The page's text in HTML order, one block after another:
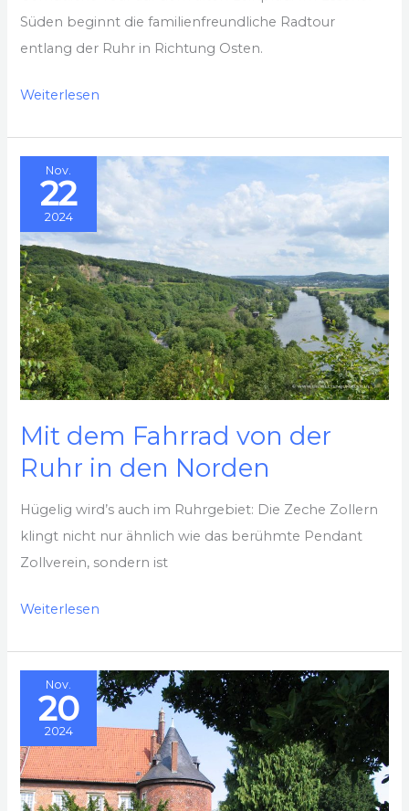
Süden beginnt die familienfreundliche Radtour
entlang der Ruhr in Richtung Osten.
Mit
Steele
nach
Kemnade
Weiterlesen
Nov.
22
2024
Mit dem Fahrrad von der
Ruhr in den Norden
Hügelig wird’s auch im Ruhrgebiet: Die Zeche Zollern
klingt nicht nur ähnlich wie das berühmte Pendant
Zollverein, sondern ist
Mit
der
Ruhr
in
den
Weiterlesen
Nov.
20
2024